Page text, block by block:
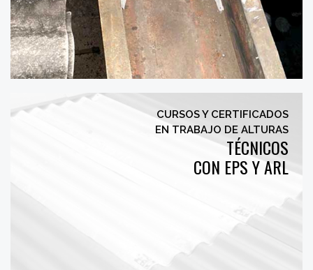
CURSOS Y CERTIFICADOS
EN TRABAJO DE ALTURAS
TÉCNICOS
CON EPS Y ARL